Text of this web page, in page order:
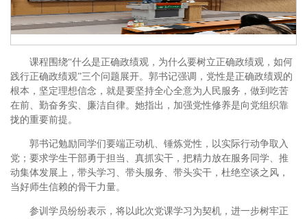
课程围绕“什么是正确政绩观，为什么要树立正确政绩观，如何
践行正确政绩观”三个问题展开。郭书记强调，党性是正确政绩观的
根本，坚定理想信念，就是要坚持全心全意为人民服务，做到吃苦
在前、勤奋务实、廉洁自律。她指出，加强党性修养是向党组织靠
拢的重要前提。
郭书记勉励同学们要端正动机、锤炼党性，以实际行动争取入
党；要求学生干部勇于担当、真抓实干，把精力放在服务同学、推
动集体发展上，带头学习、带头服务、带头实干，杜绝空谈之风，
当好师生信赖的骨干力量。
参训学员纷纷表示，将以此次党课学习为契机，进一步树牢正